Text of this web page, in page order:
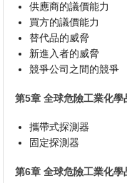
供應商的議價能力
買方的議價能力
替代品的威脅
新進入者的威脅
競爭公司之間的競爭
第5章 全球危險工業化
攜帶式探測器
固定探測器
第6章 全球危險工業化